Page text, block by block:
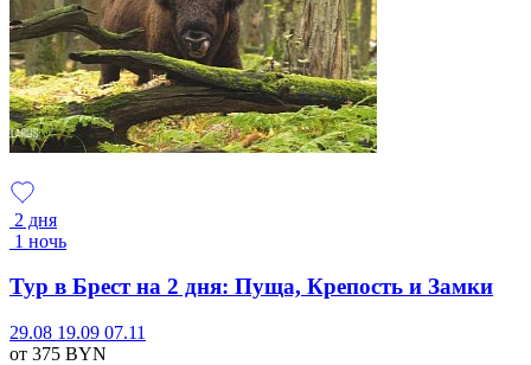
2 дня
1 ночь
Тур в Брест на 2 дня: Пуща, Крепость и Замки
29.08 19.09 07.11
от 375 BYN